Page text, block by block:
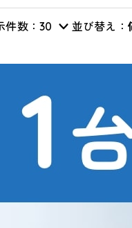
件数：30 並び替え：
通